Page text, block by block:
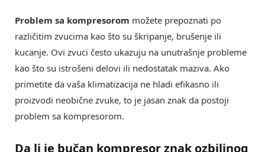
Problem sa kompresorom možete prepoznati po
različitim zvucima kao što su škripanje, brušenje ili
kucanje. Ovi zvuci često ukazuju na unutrašnje probleme
kao što su istrošeni delovi ili nedostatak maziva. Ako
primetite da vaša klimatizacija ne hladi efikasno ili
proizvodi neobične zvuke, to je jasan znak da postoji
problem sa kompresorom.
Da li je bučan kompresorznak ozbiljnog